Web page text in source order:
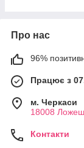
Про нас
96%
Працює з
м. Черкаси
18008
Контакти